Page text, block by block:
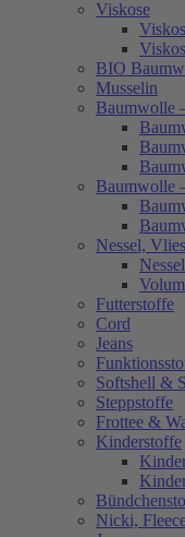
Viskose
BIO
Musselin
Baumwolle
Baumwolle
Nessel,
Nessel
Futterstoffe
Cord
Jeans
Softshell &
Steppstoffe
Frottee &
Kinderstoffe
Nicki,